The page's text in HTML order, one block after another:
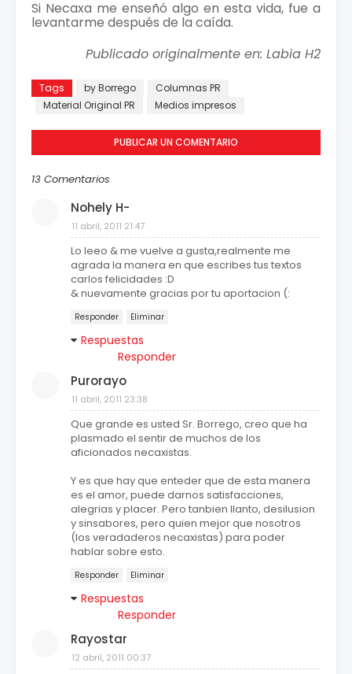
Si Necaxa me enseñó algo en esta vida, fue a
levantarme después de la caída.
Publicado originalmente en: Labia H2
Tags by Borrego
Columnas PR
Material Original PR
Medios impresos
PUBLICAR UN COMENTARIO
13 Comentarios
Nohely H-
11 abril, 2011 21:47
Lo leeo & me vuelve a gusta,realmente me
agrada la manera en que escribes tus textos
carlos felicidades :D
& nuevamente gracias por tu aportacion (:
Responder Eliminar
Respuestas
Responder
Purorayo
11 abril, 2011 23:38
Que grande es usted Sr. Borrego, creo que ha
plasmado el sentir de muchos de los
aficionados necaxistas.
Y es que hay que enteder que de esta manera
es el amor, puede darnos satisfacciones,
alegrias y placer. Pero tanbien llanto, desilusion
y sinsabores, pero quien mejor que nosotros
(los veradaderos necaxistas) para poder
hablar sobre esto.
Responder Eliminar
Respuestas
Responder
Rayostar
12 abril, 2011 00:37